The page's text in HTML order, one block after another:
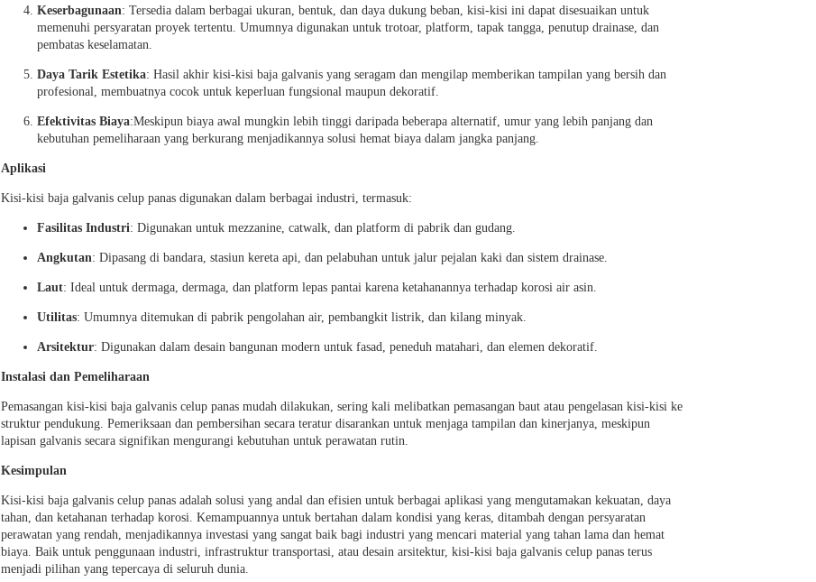
Keserbagunaan: Tersedia dalam berbagai ukuran, bentuk, dan daya dukung beban, kisi-kisi ini dapat disesuaikan untuk
memenuhi persyaratan proyek tertentu. Umumnya digunakan untuk trotoar, platform, tapak tangga, penutup drainase, dan
pembatas keselamatan.
Daya Tarik Estetika: Hasil akhir kisi-kisi baja galvanis yang seragam dan mengilap memberikan tampilan yang bersih dan
profesional, membuatnya cocok untuk keperluan fungsional maupun dekoratif.
Efektivitas Biaya:Meskipun biaya awal mungkin lebih tinggi daripada beberapa alternatif, umur yang lebih panjang dan
kebutuhan pemeliharaan yang berkurang menjadikannya solusi hemat biaya dalam jangka panjang.
Aplikasi
Kisi-kisi baja galvanis celup panas digunakan dalam berbagai industri, termasuk:
Fasilitas Industri: Digunakan untuk mezzanine, catwalk, dan platform di pabrik dan gudang.
Angkutan: Dipasang di bandara, stasiun kereta api, dan pelabuhan untuk jalur pejalan kaki dan sistem drainase.
Laut: Ideal untuk dermaga, dermaga, dan platform lepas pantai karena ketahanannya terhadap korosi air asin.
Utilitas: Umumnya ditemukan di pabrik pengolahan air, pembangkit listrik, dan kilang minyak.
Arsitektur: Digunakan dalam desain bangunan modern untuk fasad, peneduh matahari, dan elemen dekoratif.
Instalasi dan Pemeliharaan
Pemasangan kisi-kisi baja galvanis celup panas mudah dilakukan, sering kali melibatkan pemasangan baut atau pengelasan kisi-kisi ke
struktur pendukung. Pemeriksaan dan pembersihan secara teratur disarankan untuk menjaga tampilan dan kinerjanya, meskipun
lapisan galvanis secara signifikan mengurangi kebutuhan untuk perawatan rutin.
Kesimpulan
Kisi-kisi baja galvanis celup panas adalah solusi yang andal dan efisien untuk berbagai aplikasi yang mengutamakan kekuatan, daya
tahan, dan ketahanan terhadap korosi. Kemampuannya untuk bertahan dalam kondisi yang keras, ditambah dengan persyaratan
perawatan yang rendah, menjadikannya investasi yang sangat baik bagi industri yang mencari material yang tahan lama dan hemat
biaya. Baik untuk penggunaan industri, infrastruktur transportasi, atau desain arsitektur, kisi-kisi baja galvanis celup panas terus
menjadi pilihan yang tepercaya di seluruh dunia.